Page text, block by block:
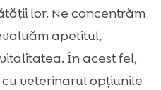
lor. Ne concentrăm
apetitul,
În acest fel,
veterinarul opțiunile